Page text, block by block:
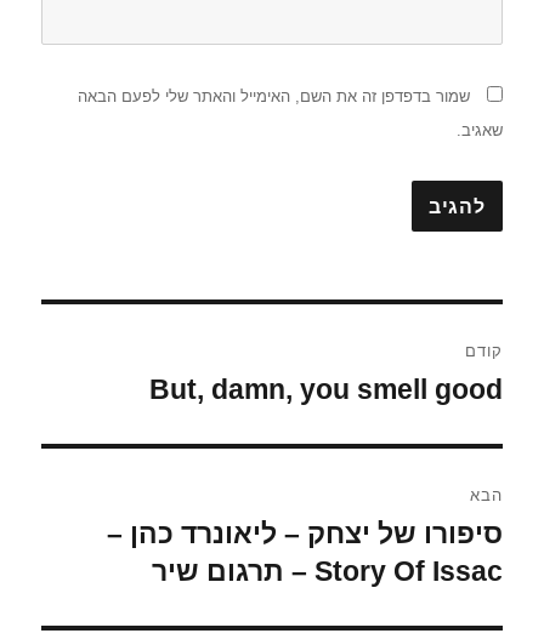
שמור בדפדפן זה את השם, האימייל והאתר שלי לפעם הבאה
שאגיב.
קודם
הפוסט
But, damn, you smell good
הבא
הפוסט
הבא:
סיפורו של יצחק – ליאונרד כהן –
Story Of Issac – תרגום שיר